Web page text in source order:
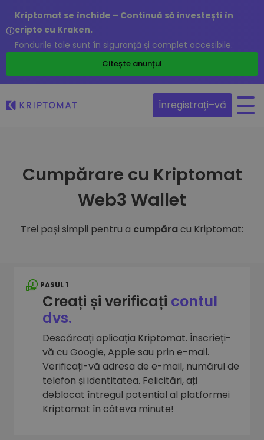
Kriptomat se închide – Continuă să investești în
cripto cu Kraken.
Fondurile tale sunt în siguranță și complet accesibile.
Citește anunțul
Înregistrați–vă
Cumpărare cu Kriptomat
Web3 Wallet
Trei pași simpli pentru a cumpăracu Kriptomat:
PASUL 1
Creați și verificați contul
dvs.
Descărcați aplicația Kriptomat. Înscrieți-
vă cu Google, Apple sau prin e-mail.
Verificați-vă adresa de e-mail, numărul de
telefon și identitatea. Felicitări, ați
deblocat întregul potențial al platformei
Kriptomat în câteva minute!